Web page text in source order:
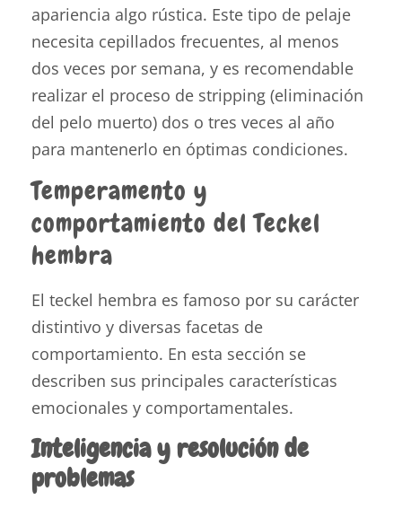
apariencia algo rústica. Este tipo de pelaje
necesita cepillados frecuentes, al menos
dos veces por semana, y es recomendable
realizar el proceso de stripping (eliminación
del pelo muerto) dos o tres veces al año
para mantenerlo en óptimas condiciones.
Temperamento y
comportamiento del Teckel
hembra
El teckel hembra es famoso por su carácter
distintivo y diversas facetas de
comportamiento. En esta sección se
describen sus principales características
emocionales y comportamentales.
Inteligencia y resolución de
problemas